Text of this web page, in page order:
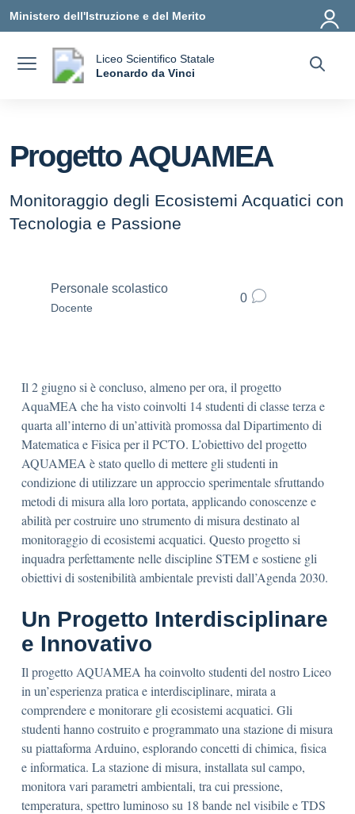
Ministero dell'Istruzione e del Merito
Liceo Scientifico Statale
Leonardo da Vinci
Progetto AQUAMEA
Monitoraggio degli Ecosistemi Acquatici con
Tecnologia e Passione
Personale scolastico
Docente
0
Il 2 giugno si è concluso, almeno per ora, il progetto
AquaMEA che ha visto coinvolti 14 studenti di classe terza e
quarta all’interno di un’attività promossa dal Dipartimento di
Matematica e Fisica per il PCTO. L’obiettivo del progetto
AQUAMEA è stato quello di mettere gli studenti in
condizione di utilizzare un approccio sperimentale sfruttando
metodi di misura alla loro portata, applicando conoscenze e
abilità per costruire uno strumento di misura destinato al
monitoraggio di ecosistemi acquatici. Questo progetto si
inquadra perfettamente nelle discipline STEM e sostiene gli
obiettivi di sostenibilità ambientale previsti dall’Agenda 2030.
Un Progetto Interdisciplinare
e Innovativo
Il progetto AQUAMEA ha coinvolto studenti del nostro Liceo
in un’esperienza pratica e interdisciplinare, mirata a
comprendere e monitorare gli ecosistemi acquatici. Gli
studenti hanno costruito e programmato una stazione di misura
su piattaforma Arduino, esplorando concetti di chimica, fisica
e informatica. La stazione di misura, installata sul campo,
monitora vari parametri ambientali, tra cui pressione,
temperatura, spettro luminoso su 18 bande nel visibile e TDS